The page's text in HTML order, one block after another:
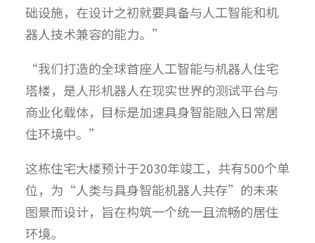
础设施，在设计之初就要具备与人工智能和机
器人技术兼容的能力。”
“我们打造的全球首座人工智能与机器人住宅
塔楼，是人形机器人在现实世界的测试平台与
商业化载体，目标是加速具身智能融入日常居
住环境中。”
这栋住宅大楼预计于2030年竣工，共有500个单
位，为“人类与具身智能机器人共存”的未来
图景而设计，旨在构筑一个统一且流畅的居住
环境。